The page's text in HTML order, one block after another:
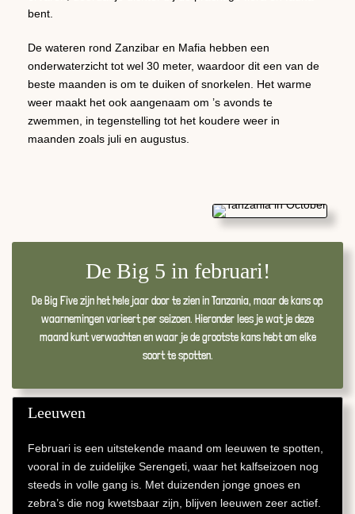
bent.
De wateren rond Zanzibar en Mafia hebben een
onderwaterzicht tot wel 30 meter, waardoor dit een van de
beste maanden is om te duiken of snorkelen. Het warme
weer maakt het ook aangenaam om ’s avonds te
zwemmen, in tegenstelling tot het koudere weer in
maanden zoals juli en augustus.
De Big 5 in februari!
De Big Five zijn het hele jaar door te zien in Tanzania, maar de kans op
waarnemingen varieert per seizoen. Hieronder lees je wat je deze
maand kunt verwachten en waar je de grootste kans hebt om elke
soort te spotten.
Leeuwen
Februari is een uitstekende maand om leeuwen te spotten,
vooral in de zuidelijke Serengeti, waar het kalfseizoen nog
steeds in volle gang is. Met duizenden jonge gnoes en
zebra’s die nog kwetsbaar zijn, blijven leeuwen zeer actief.